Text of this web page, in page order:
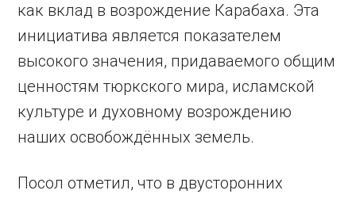
как вклад в возрождение Карабаха. Эта
инициатива является показателем
высокого значения, придаваемого общим
ценностям тюркского мира, исламской
культуре и духовному возрождению
наших освобождённых земель.
Посол отметил, что в двусторонних